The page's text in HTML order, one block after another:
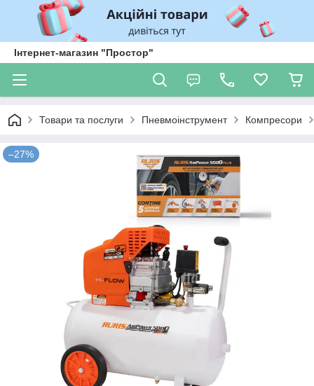
Інтернет-магазин "Простор"
Товари та послуги Пневмоінструмент Компресори
–27%